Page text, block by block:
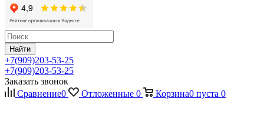
Найти
+7(909)203-53-25
+7(909)203-53-25
Заказать звонок
Сравнение0 Отложенные 0 Корзина0 пуста 0